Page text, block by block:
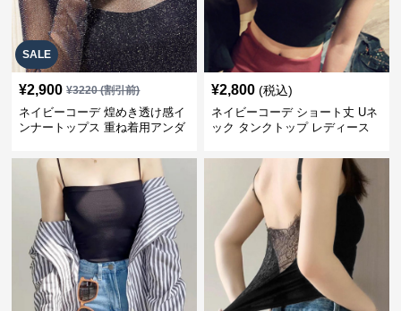
SALE
¥2,900 ¥3220(割引前)
ネイビーコーデ 煌めき透け感イ
ンナートップス 重ね着用アンダ
¥2,800 (税込)
ネイビーコーデ ショート丈 Uネ
ック タンクトップ レディース